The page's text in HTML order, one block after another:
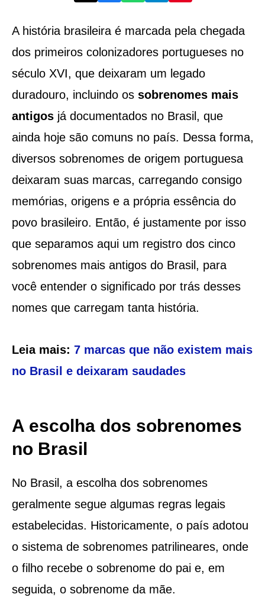
A história brasileira é marcada pela chegada
dos primeiros colonizadores portugueses no
século XVI, que deixaram um legado
duradouro, incluindo os sobrenomes mais
antigosjá documentados no Brasil, que
ainda hoje são comuns no país. Dessa forma,
diversos sobrenomes de origem portuguesa
deixaram suas marcas, carregando consigo
memórias, origens e a própria essência do
povo brasileiro. Então, é justamente por isso
que separamos aqui um registro dos cinco
sobrenomes mais antigos do Brasil, para
você entender o significado por trás desses
nomes que carregam tanta história.
Leia mais: 7 marcas que não existem mais
no Brasil e deixaram saudades
A escolha dos sobrenomes
no Brasil
No Brasil, a escolha dos sobrenomes
geralmente segue algumas regras legais
estabelecidas. Historicamente, o país adotou
o sistema de sobrenomes patrilineares, onde
o filho recebe o sobrenome do pai e, em
seguida, o sobrenome da mãe.